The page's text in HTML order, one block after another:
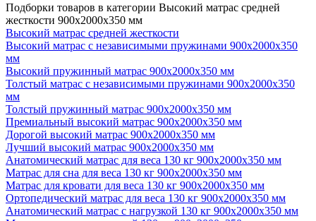
Подборки товаров в категории Высокий матрас средней
жесткости 900х2000х350 мм
Высокий матрас средней жесткости
Высокий матрас с независимыми пружинами 900х2000х350
мм
Высокий пружинный матрас 900х2000х350 мм
Толстый матрас с независимыми пружинами 900х2000х350
мм
Толстый пружинный матрас 900х2000х350 мм
Премиальный высокий матрас 900х2000х350 мм
Дорогой высокий матрас 900х2000х350 мм
Лучший высокий матрас 900х2000х350 мм
Анатомический матрас для веса 130 кг 900х2000х350 мм
Матрас для сна для веса 130 кг 900х2000х350 мм
Матрас для кровати для веса 130 кг 900х2000х350 мм
Ортопедический матрас для веса 130 кг 900х2000х350 мм
Анатомический матрас с нагрузкой 130 кг 900х2000х350 мм